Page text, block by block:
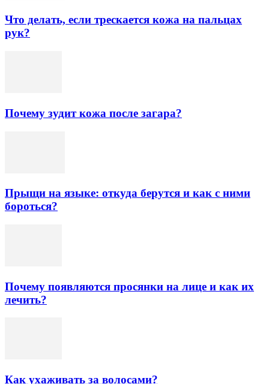
Что делать, если трескается кожа на пальцах
рук?
Почему зудит кожа после загара?
Прыщи на языке: откуда берутся и как с ними
бороться?
Почему появляются просянки на лице и как их
лечить?
Как ухаживать за волосами?